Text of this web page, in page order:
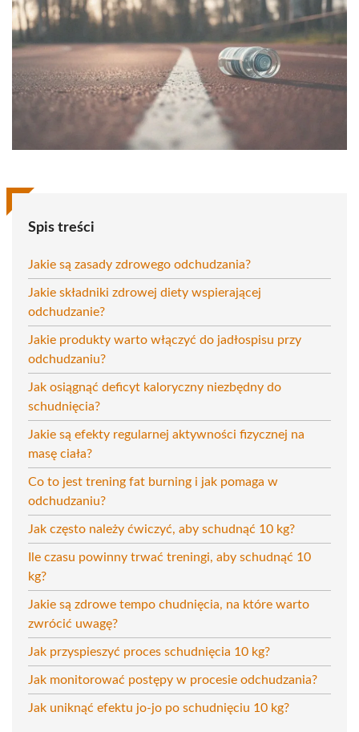
Spis treści
Jakie są zasady zdrowego odchudzania?
Jakie składniki zdrowej diety wspierającej
odchudzanie?
Jakie produkty warto włączyć do jadłospisu przy
odchudzaniu?
Jak osiągnąć deficyt kaloryczny niezbędny do
schudnięcia?
Jakie są efekty regularnej aktywności fizycznej na
masę ciała?
Co to jest trening fat burning i jak pomaga w
odchudzaniu?
Jak często należy ćwiczyć, aby schudnąć 10 kg?
Ile czasu powinny trwać treningi, aby schudnąć 10
kg?
Jakie są zdrowe tempo chudnięcia, na które warto
zwrócić uwagę?
Jak przyspieszyć proces schudnięcia 10 kg?
Jak monitorować postępy w procesie odchudzania?
Jak uniknąć efektu jo-jo po schudnięciu 10 kg?